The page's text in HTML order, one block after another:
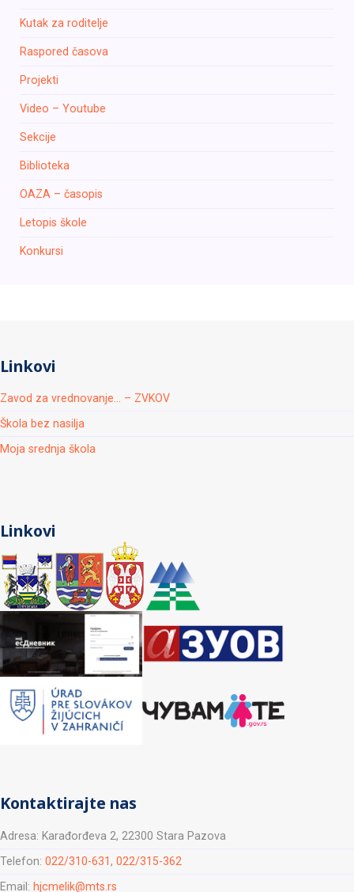
Kutak za roditelje
Raspored časova
Projekti
Video – Youtube
Sekcije
Biblioteka
OAZA – časopis
Letopis škole
Konkursi
Linkovi
Zavod za vrednovanje... – ZVKOV
Škola bez nasilja
Moja srednja škola
Linkovi
Kontaktirajte nas
Adresa: Karađorđeva 2, 22300 Stara Pazova
Telefon: 022/310-631, 022/315-362
Email: hjcmelik@mts.rs